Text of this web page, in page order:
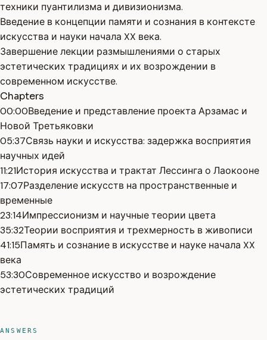
техники пуантилизма и дивизионизма.
Введение в концепции памяти и сознания в контексте
искусства и науки начала XX века.
Завершение лекции размышлениями о старых
эстетических традициях и их возрождении в
современном искусстве.
Chapters
00:00Введение и представление проекта Арзамас и
Новой Третьяковки
05:37Связь науки и искусства: задержка восприятия
научных идей
11:21История искусства и трактат Лессинга о Лаокооне
17:07Разделение искусств на пространственные и
временные
23:14Импрессионизм и научные теории цвета
35:32Теории восприятия и трехмерность в живописи
41:15Память и сознание в искусстве и науке начала XX
века
53:30Современное искусство и возрождение
эстетических традиций
ANSWERS